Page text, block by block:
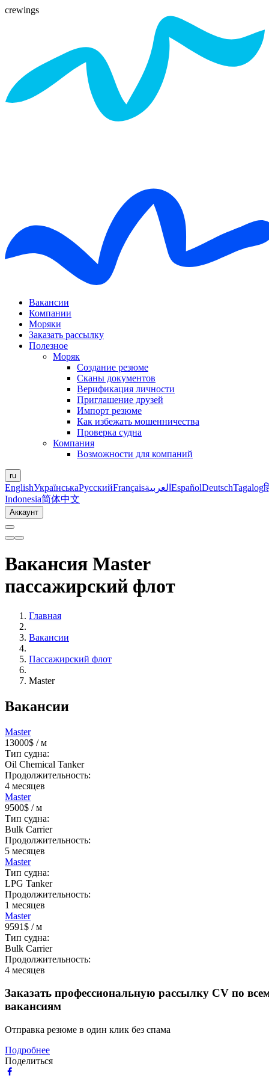
crewings
Вакансии
Компании
Моряки
Заказать рассылку
Полезное
Моряк
Создание резюме
Сканы документов
Верификация личности
Приглашение друзей
Импорт резюме
Как избежать мошенничества
Проверка судна
Компания
Возможности для компаний
ru
EnglishУкраїнськаРусскийFrançaisالعربية EspañolDeutschTagalog
Indonesia简体中文
Аккаунт
Вакансия Master
пассажирский флот
Главная
Вакансии
Пассажирский флот
Master
Вакансии
Master
13000$ / м
Тип судна:
Oil Chemical Tanker
Продолжительность:
4 месяцев
Master
9500$ / м
Тип судна:
Bulk Carrier
Продолжительность:
5 месяцев
Master
Тип судна:
LPG Tanker
Продолжительность:
1 месяцев
Master
9591$ / м
Тип судна:
Bulk Carrier
Продолжительность:
4 месяцев
Заказать профессиональную рассылку CV по
вакансиям
Отправка резюме в один клик без спама
Подробнее
Поделиться